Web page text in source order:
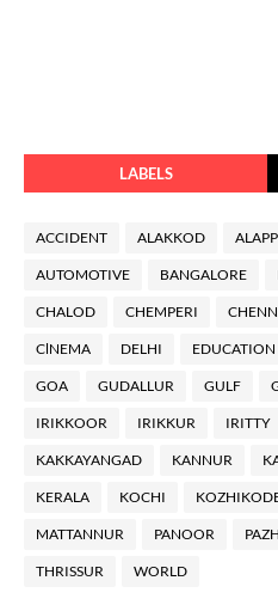
LABELS
ACCIDENT ALAKKOD
AUTOMOTIVE BANGALORE
CHALOD CHEMPERI
ClNEMA DELHI EDUCATION
GOA GUDALLUR GULF
IRIKKOOR IRIKKUR IRITTY
KAKKAYANGAD KANNUR
KERALA KOCHI
MATTANNUR PANOOR
THRISSUR WORLD